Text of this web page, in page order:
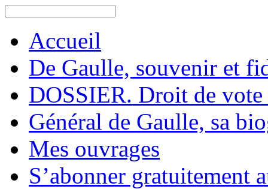
Accueil
De Gaulle, souvenir et
DOSSIER. Droit de vote
Général de Gaulle, sa
Mes ouvrages
S’abonner gratuitement